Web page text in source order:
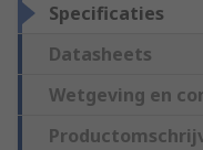
Specificaties
Datasheets
Wetgeving en